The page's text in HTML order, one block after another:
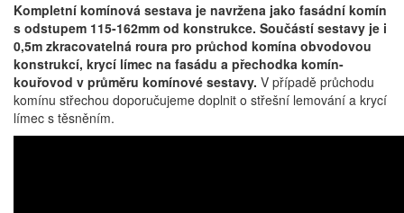
Kompletní komínová sestava je navržena jako fasádní komín
s odstupem 115-162mm od konstrukce. Součástí sestavy je i
0,5m zkracovatelná roura pro průchod komína obvodovou
konstrukcí, krycí límec na fasádu a přechodka komín-
kouřovod v průměru komínové sestavy. V případě průchodu
komínu střechou doporučujeme doplnit o střešní lemování a krycí
límec s těsněním.